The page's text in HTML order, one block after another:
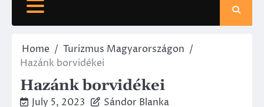
Home
Turizmus Magyarországon
Hazánk borvidékei
Hazánk borvidékei
July 5, 2023 Sándor Blanka